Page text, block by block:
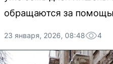
обращаются за
23 января, 2026, 08:48 4